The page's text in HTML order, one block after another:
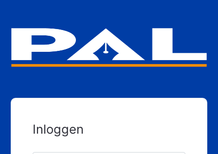
Inloggen